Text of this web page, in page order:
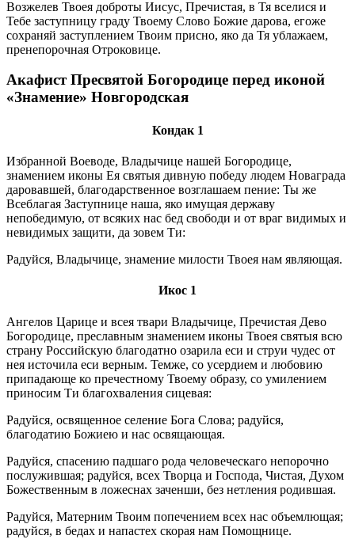
Возжелев Твоея доброты Иисус, Пречистая, в Тя вселися и
Тебе заступницу граду Твоему Слово Божие дарова, егоже
сохраняй заступлением Твоим присно, яко да Тя ублажаем,
пренепорочная Отроковице.
Акафист Пресвятой Богородице перед иконой
«Знамение» Новгородская
Кондак 1
Избранной Воеводе, Владычице нашей Богородице,
знамением иконы Ея святыя дивную победу людем Новаграда
даровавшей, благодарственное возглашаем пение: Ты же
Всеблагая Заступнице наша, яко имущая державу
непобедимую, от всяких нас бед свободи и от враг видимых и
невидимых защити, да зовем Ти:
Радуйся, Владычице, знамение милости Твоея нам являющая.
Икос 1
Ангелов Царице и всея твари Владычице, Пречистая Дево
Богородице, преславным знамением иконы Твоея святыя всю
страну Российскую благодатно озарила еси и струи чудес от
нея источила еси верным. Темже, со усердием и любовию
припадающе ко пречестному Твоему образу, со умилением
приносим Ти благохваления сицевая:
Радуйся, освященное селение Бога Слова; радуйся,
благодатию Божиею и нас освящающая.
Радуйся, спасению падшаго рода человеческаго непорочно
послужившая; радуйся, всех Творца и Господа, Чистая, Духом
Божественным в ложеснах заченши, без нетления родившая.
Радуйся, Матерним Твоим попечением всех нас объемлющая;
радуйся, в бедах и напастех скорая нам Помощнице.